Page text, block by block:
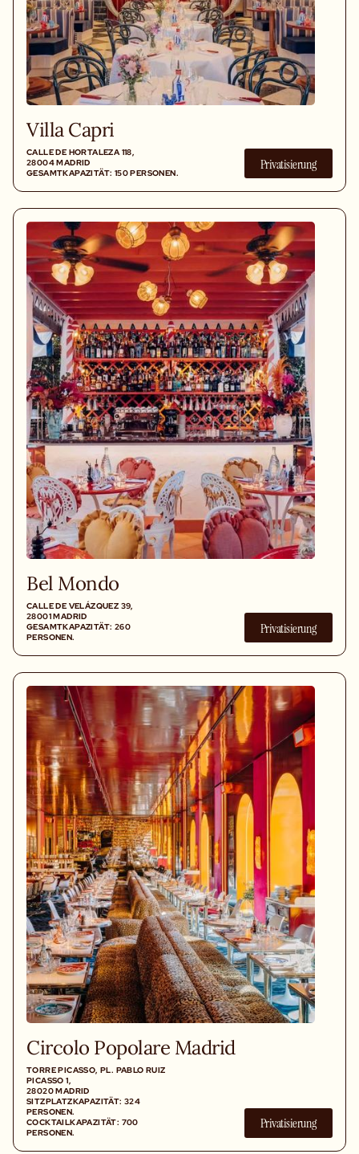
Villa Capri
CALLE DE HORTALEZA 118,
28004 MADRID
GESAMTKAPAZITÄT: 150 PERSONEN.
Privatisierung
Bel Mondo
CALLE DE VELÁZQUEZ 39,
28001 MADRID
GESAMTKAPAZITÄT: 260
PERSONEN.
Privatisierung
Circolo Popolare Madrid
TORRE PICASSO, PL. PABLO RUIZ
PICASSO 1,
28020 MADRID
SITZPLATZKAPAZITÄT: 324
PERSONEN.
COCKTAILKAPAZITÄT: 700
PERSONEN.
Privatisierung